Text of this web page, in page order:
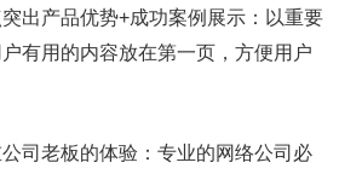
出产品优势+成功案例展示：以重要
有用的内容放在第一页，方便用户
司老板的体验：专业的网络公司必